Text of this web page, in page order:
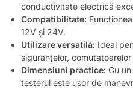
conductivitate electrică
Compatibilitate:
12V și 24V.
Utilizare versatilă: Ideal
siguranțelor,
Dimensiuni practice: Cu
testerul este ușor de